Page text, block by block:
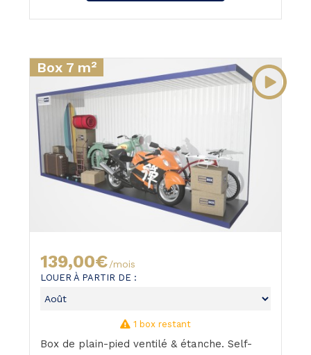
Box 7 m²
139,00€/mois
LOUER À PARTIR DE :
1 box restant
Box de plain-pied ventilé & étanche. Self-